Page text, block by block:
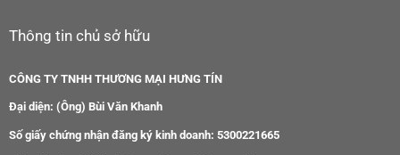
Thông tin chủ sở hữu
CÔNG TY TNHH THƯƠNG MẠI HƯNG TÍN
Đại diện: (Ông) Bùi Văn Khanh
Số giấy chứng nhận đăng ký kinh doanh: 5300221665